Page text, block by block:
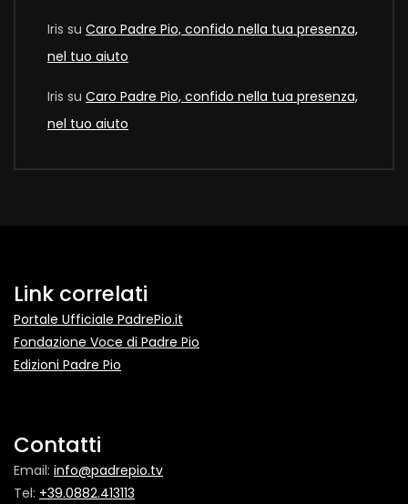
Iris su Caro Padre Pio, confido nella tua presenza,
nel tuo aiuto
Iris su Caro Padre Pio, confido nella tua presenza,
nel tuo aiuto
Link correlati
Portale Ufficiale PadrePio.it
Fondazione Voce di Padre Pio
Edizioni Padre Pio
Contatti
Email: info@padrepio.tv
Tel: +39.0882.413113